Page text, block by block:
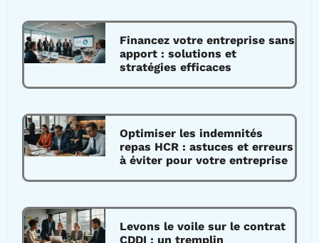
Financez votre entreprise sans
apport : solutions et
stratégies efficaces
Optimiser les indemnités
repas HCR : astuces et erreurs
à éviter pour votre entreprise
Levons le voile sur le contrat
CDDI : un tremplin